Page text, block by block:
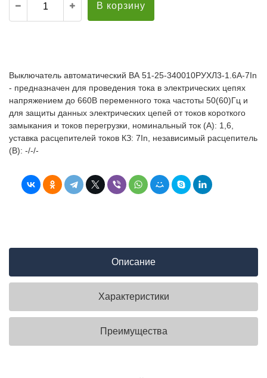
В корзину
Выключатель автоматический ВА 51-25-340010РУХЛ3-1.6А-7In
- предназначен для проведения тока в электрических цепях
напряжением до 660В переменного тока частоты 50(60)Гц и
для защиты данных электрических цепей от токов короткого
замыкания и токов перегрузки, номинальный ток (А): 1,6,
уставка расцепителей токов КЗ: 7In, независимый расцепитель
(В): -/-/-
Описание
Характеристики
Преимущества